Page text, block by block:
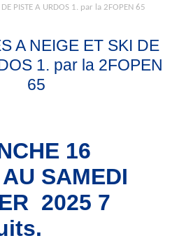
DE PISTE A URDOS 1. par la 2FOPEN 65
A NEIGE ET SKI DE
1. par la 2FOPEN
65
16
SAMEDI
2025 7